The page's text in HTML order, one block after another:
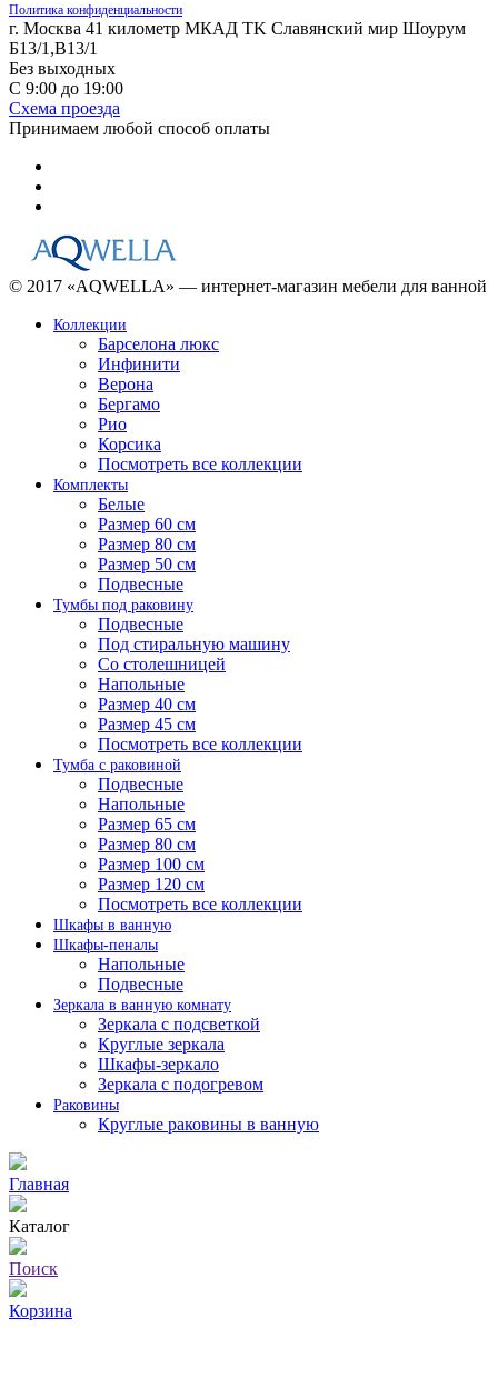
Политика конфиденциальности
г. Москва 41 километр МКАД TK Славянский мир Шоурум
Б13/1,В13/1
Без выходных
С 9:00 до 19:00
Схема проезда
Принимаем любой способ оплаты
© 2017 «AQWELLA» — интернет-магазин мебели для ванной
Коллекции
Барселона люкс
Инфинити
Верона
Бергамо
Рио
Корсика
Посмотреть все коллекции
Комплекты
Белые
Размер 60 см
Размер 80 см
Размер 50 см
Подвесные
Тумбы под раковину
Подвесные
Под стиральную машину
Со столешницей
Напольные
Размер 40 см
Размер 45 см
Посмотреть все коллекции
Тумба с раковиной
Подвесные
Напольные
Размер 65 см
Размер 80 см
Размер 100 см
Размер 120 см
Посмотреть все коллекции
Шкафы в ванную
Шкафы-пеналы
Напольные
Подвесные
Зеркала в ванную комнату
Зеркала с подсветкой
Круглые зеркала
Шкафы-зеркало
Зеркала с подогревом
Раковины
Круглые раковины в ванную
Главная
Каталог
Поиск
Корзина